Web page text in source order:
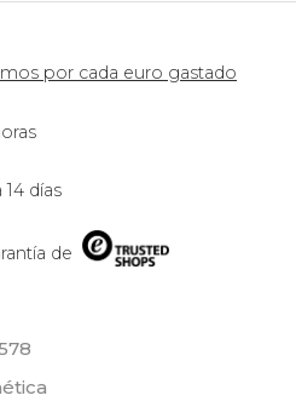
por cada euro gastado
días
de